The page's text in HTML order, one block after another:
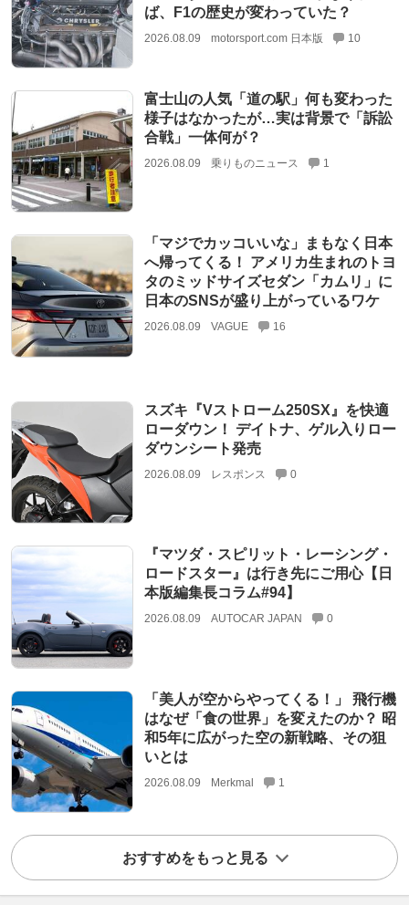
ば、F1の歴史が変わっていた？
2026.08.09 motorsport.com 日本版 10
富士山の人気「道の駅」何も変わった
様子はなかったが…実は背景で「訴訟
合戦」一体何が？
2026.08.09 乗りものニュース 1
「マジでカッコいいな」まもなく日本
へ帰ってくる！ アメリカ生まれのトヨ
タのミッドサイズセダン「カムリ」に
日本のSNSが盛り上がっているワケ
2026.08.09 VAGUE 16
スズキ『Vストローム250SX』を快適
ローダウン！ デイトナ、ゲル入りロー
ダウンシート発売
2026.08.09 レスポンス 0
『マツダ・スピリット・レーシング・
ロードスター』は行き先にご用心【日
本版編集長コラム#94】
2026.08.09 AUTOCAR JAPAN 0
「美人が空からやってくる！」 飛行機
はなぜ「食の世界」を変えたのか？ 昭
和5年に広がった空の新戦略、その狙
いとは
2026.08.09 Merkmal 1
おすすめをもっと見る